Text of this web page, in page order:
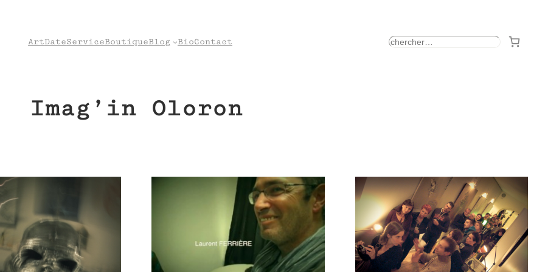
ArtDateServiceBoutiqueBlog BioContact rechercher
Imag’in Oloron